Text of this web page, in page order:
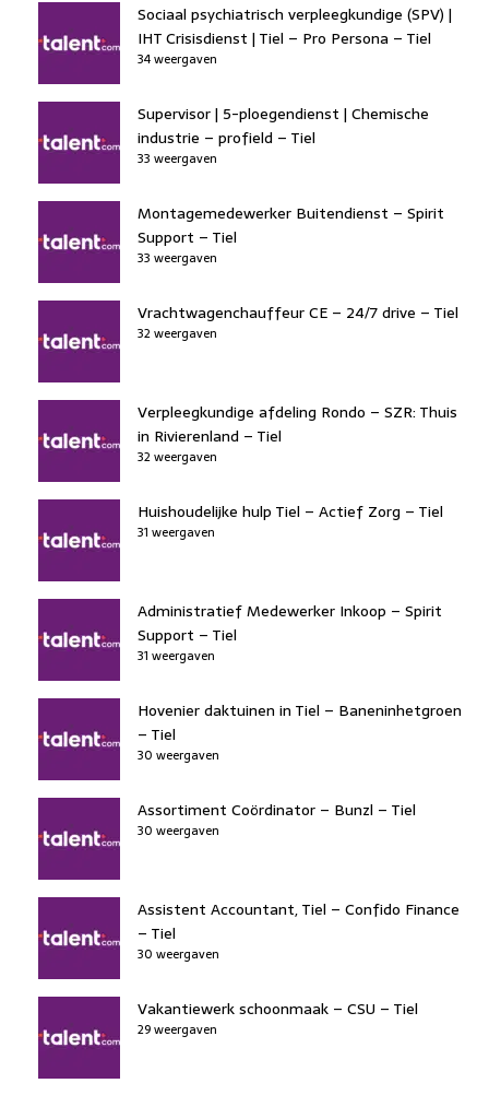
Sociaal psychiatrisch verpleegkundige (SPV) |
IHT Crisisdienst | Tiel – Pro Persona – Tiel
34 weergaven
Supervisor | 5-ploegendienst | Chemische
industrie – profield – Tiel
33 weergaven
Montagemedewerker Buitendienst – Spirit
Support – Tiel
33 weergaven
Vrachtwagenchauffeur CE – 24/7 drive – Tiel
32 weergaven
Verpleegkundige afdeling Rondo – SZR: Thuis
in Rivierenland – Tiel
32 weergaven
Huishoudelijke hulp Tiel – Actief Zorg – Tiel
31 weergaven
Administratief Medewerker Inkoop – Spirit
Support – Tiel
31 weergaven
Hovenier daktuinen in Tiel – Baneninhetgroen
– Tiel
30 weergaven
Assortiment Coördinator – Bunzl – Tiel
30 weergaven
Assistent Accountant, Tiel – Confido Finance
– Tiel
30 weergaven
Vakantiewerk schoonmaak – CSU – Tiel
29 weergaven